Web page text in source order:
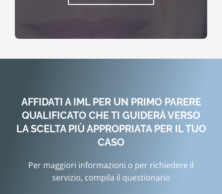
AFFIDATI A IML PER UN PRIMO PARERE
QUALIFICATO CHE TI GUIDERÀ VERSO
LA SCELTA PIÙ APPROPRIATA PER IL TUO
CASO
Per maggiori informazioni o per richiedere il
servizio, compila il questionario